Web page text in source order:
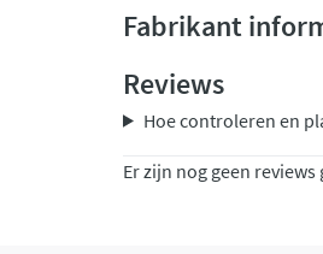
Fabrikant
Reviews
Hoe controleren en
Er zijn nog geen